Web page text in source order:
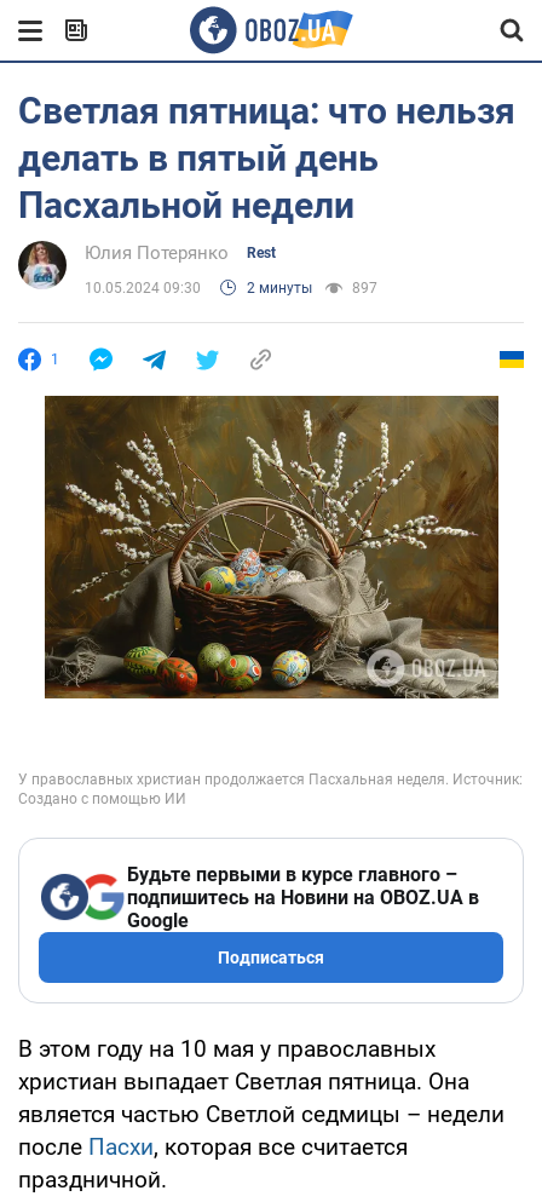
Светлая пятница: что нельзя
делать в пятый день
Пасхальной недели
Юлия Потерянко Rest
10.05.2024 09:30 2 минуты 897
1
Будьте первыми в курсе главного –
подпишитесь на Новини на OBOZ.UA в
Google
Подписаться
В этом году на 10 мая у православных
христиан выпадает Светлая пятница. Она
является частью Светлой седмицы – недели
после Пасхи, которая все считается
праздничной.